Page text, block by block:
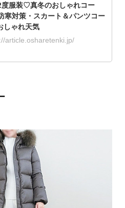
度服装♡真冬のおしゃれコー
寒対策・スカート＆パンツコー
しゃれ天気
article.osharetenki.jp/